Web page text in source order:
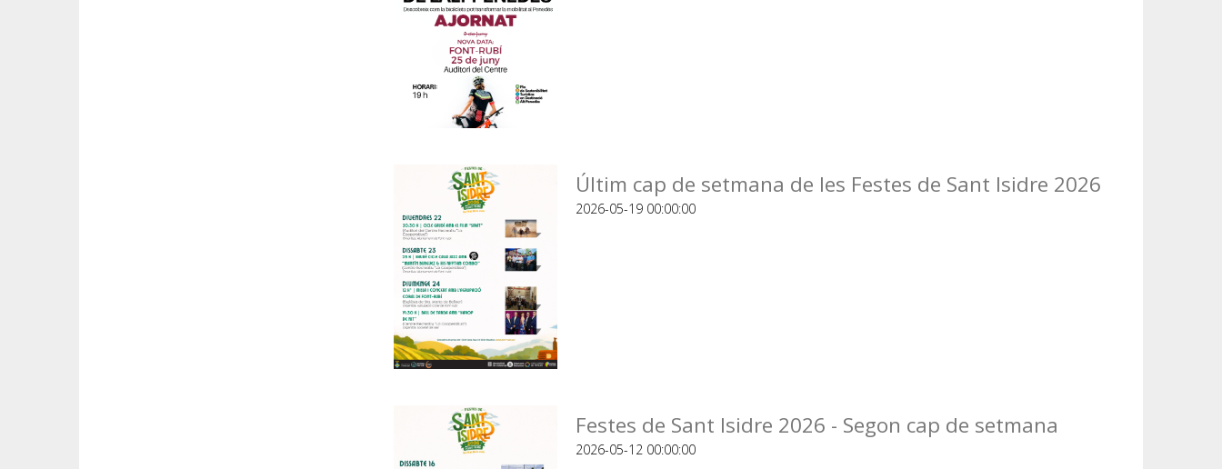
Últim cap de setmana de les Festes de Sant Isidre 2026
2026-05-19 00:00:00
Festes de Sant Isidre 2026 - Segon cap de setmana
2026-05-12 00:00:00